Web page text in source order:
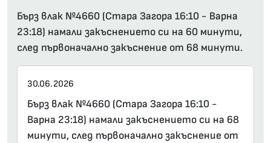
Бърз влак №4660 (Стара Загора 16:10 - Варна
23:18) намали закъснението си на 60 минути,
след първоначално закъснение от 68 минути.
30.06.2026
Бърз влак №4660 (Стара Загора 16:10 -
Варна 23:18) намали закъснението си на 68
минути, след първоначално закъснение от